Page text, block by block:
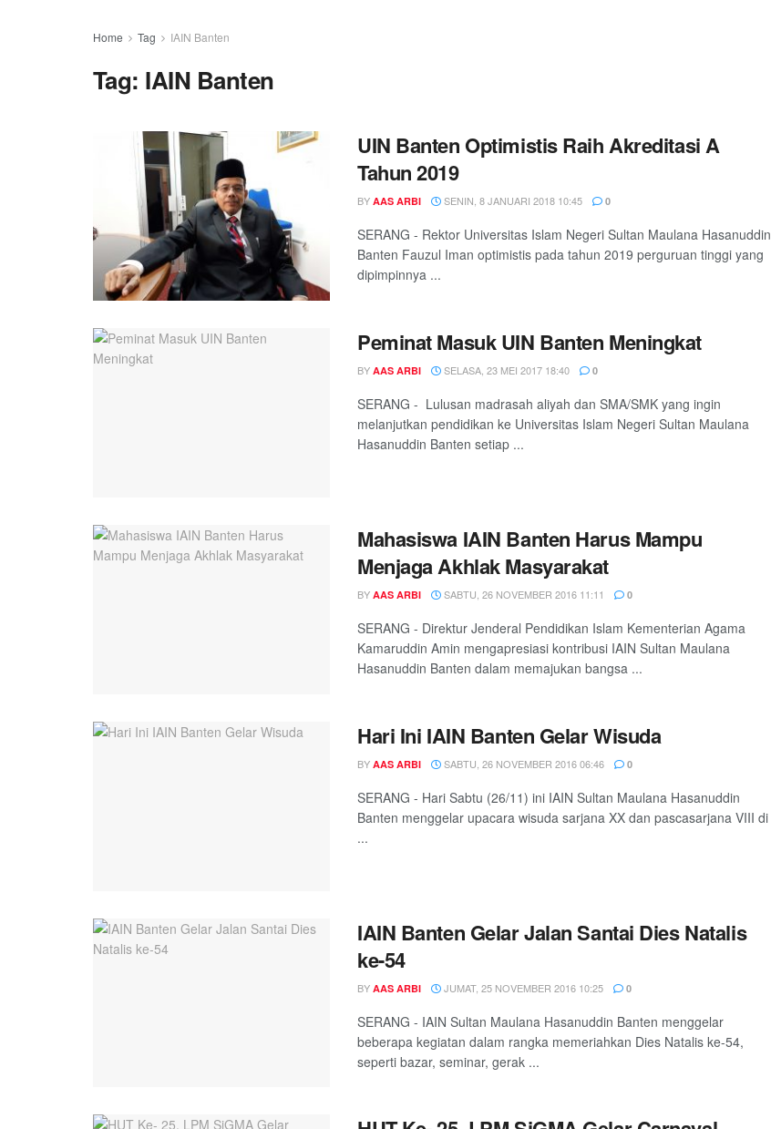
Home Tag IAIN Banten
Tag: IAIN Banten
UIN Banten Optimistis Raih Akreditasi A
Tahun 2019
BY AAS ARBI SENIN, 8 JANUARI 2018 10:45 0
SERANG - Rektor Universitas Islam Negeri Sultan Maulana Hasanuddin
Banten Fauzul Iman optimistis pada tahun 2019 perguruan tinggi yang
dipimpinnya ...
Peminat Masuk UIN Banten Meningkat
BY AAS ARBI SELASA, 23 MEI 2017 18:40 0
SERANG - Lulusan madrasah aliyah dan SMA/SMK yang ingin
melanjutkan pendidikan ke Universitas Islam Negeri Sultan Maulana
Hasanuddin Banten setiap ...
Mahasiswa IAIN Banten Harus Mampu
Menjaga Akhlak Masyarakat
BY AAS ARBI SABTU, 26 NOVEMBER 2016 11:11 0
SERANG - Direktur Jenderal Pendidikan Islam Kementerian Agama
Kamaruddin Amin mengapresiasi kontribusi IAIN Sultan Maulana
Hasanuddin Banten dalam memajukan bangsa ...
Hari Ini IAIN Banten Gelar Wisuda
BY AAS ARBI SABTU, 26 NOVEMBER 2016 06:46 0
SERANG - Hari Sabtu (26/11) ini IAIN Sultan Maulana Hasanuddin
Banten menggelar upacara wisuda sarjana XX dan pascasarjana VIII di
...
IAIN Banten Gelar Jalan Santai Dies Natalis
ke-54
BY AAS ARBI JUMAT, 25 NOVEMBER 2016 10:25 0
SERANG - IAIN Sultan Maulana Hasanuddin Banten menggelar
beberapa kegiatan dalam rangka memeriahkan Dies Natalis ke-54,
seperti bazar, seminar, gerak ...